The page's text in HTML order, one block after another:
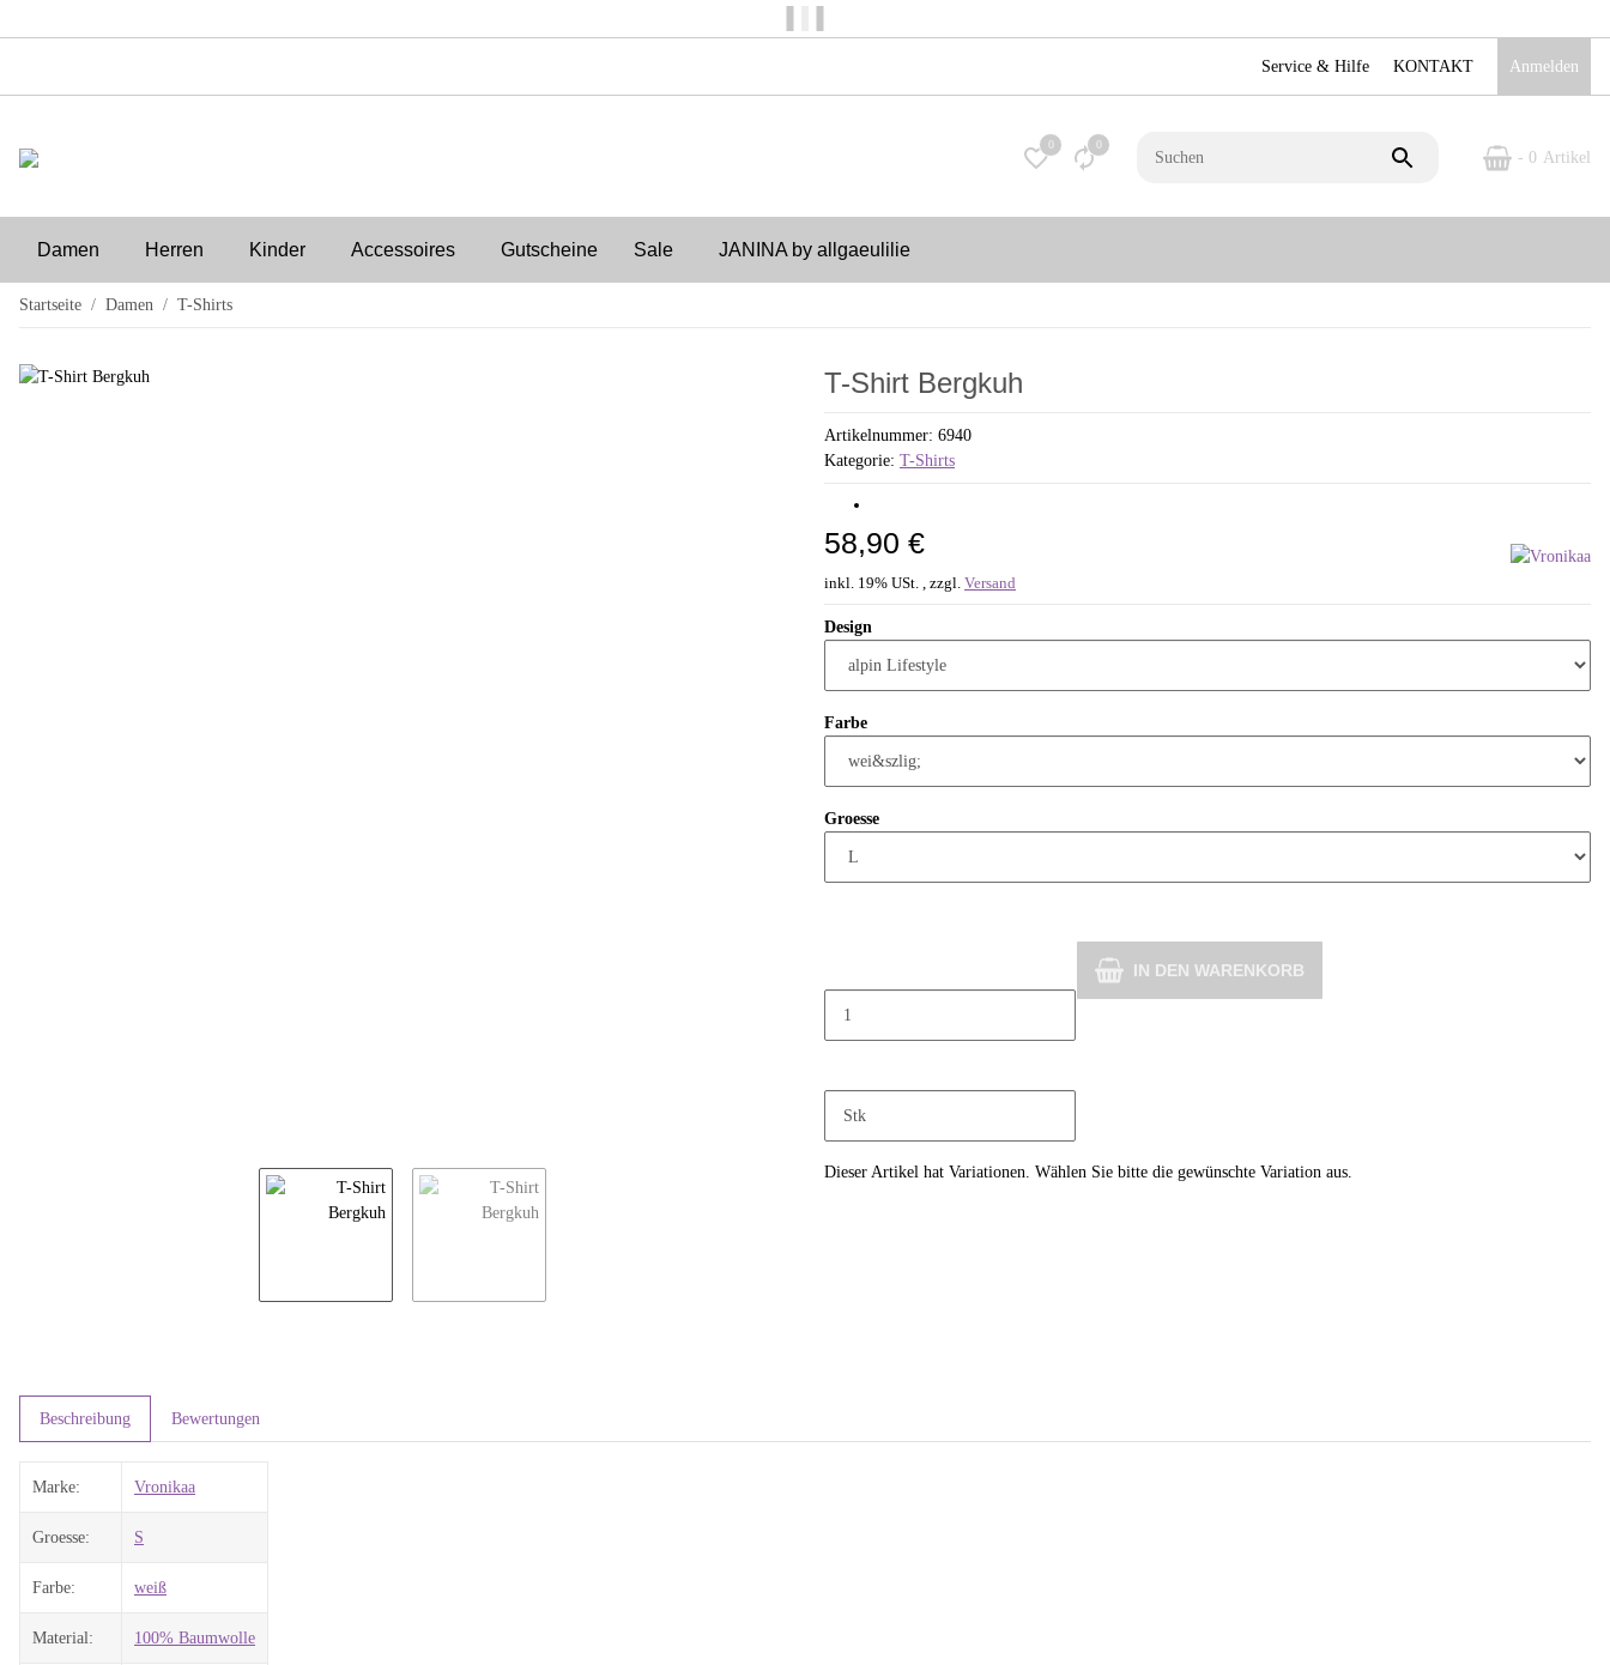
Service & Hilfe KONTAKT Anmelden
0 0
- 0 Artikel
Damen Herren Kinder Accessoires Gutscheine Sale JANINA by allgaeulilie
Startseite Damen T-Shirts
T-Shirt Bergkuh
Artikelnummer: 6940
Kategorie: T-Shirts
58,90 €
inkl. 19% USt. , zzgl. Versand
Design
Farbe
Groesse
Stk
IN DEN WARENKORB
x
Dieser Artikel hat Variationen. Wählen Sie bitte die gewünschte Variation aus.
Beschreibung Bewertungen
Marke: Vronikaa
Groesse: S
Farbe: weiß
Material: 100% Baumwolle